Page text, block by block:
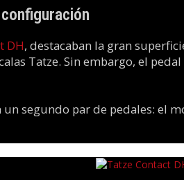
DH, destacaban la gran
Tatze. Sin embargo, el
segundo par de pedales: el